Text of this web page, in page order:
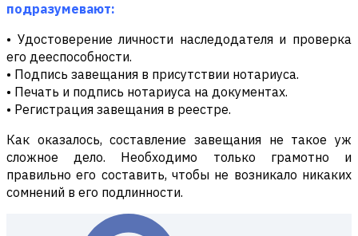
подразумевают:
• Удостоверение личности наследодателя и проверка
его дееспособности.
• Подпись завещания в присутствии нотариуса.
• Печать и подпись нотариуса на документах.
• Регистрация завещания в реестре.
Как оказалось, составление завещания не такое уж
сложное дело. Необходимо только грамотно и
правильно его составить, чтобы не возникало никаких
сомнений в его подлинности.